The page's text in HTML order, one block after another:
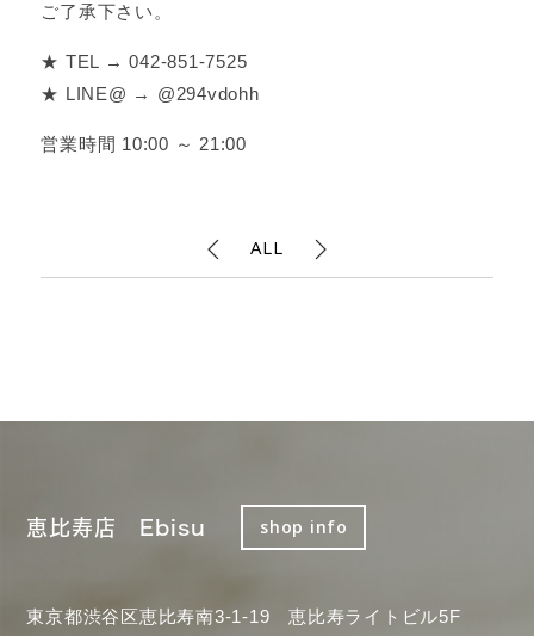
ご了承下さい。
★ TEL → 042-851-7525
★ LINE@ → @294vdohh
営業時間 10:00 ～ 21:00
ALL
恵比寿店 Ebisu shop info
東京都渋谷区恵比寿南3-1-19 恵比寿ライトビル5F